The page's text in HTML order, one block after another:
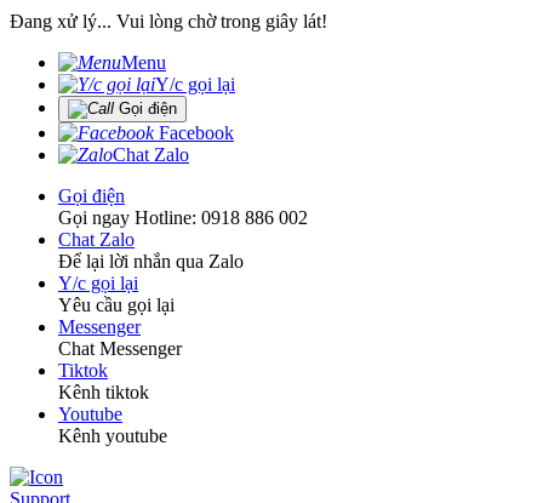
Đang xử lý... Vui lòng chờ trong giây lát!
Menu
Y/c gọi lại
Gọi điện
Facebook
Chat Zalo
Gọi điện
Gọi ngay Hotline: 0918 886 002
Chat Zalo
Để lại lời nhắn qua Zalo
Y/c gọi lại
Yêu cầu gọi lại
Messenger
Chat Messenger
Tiktok
Kênh tiktok
Youtube
Kênh youtube